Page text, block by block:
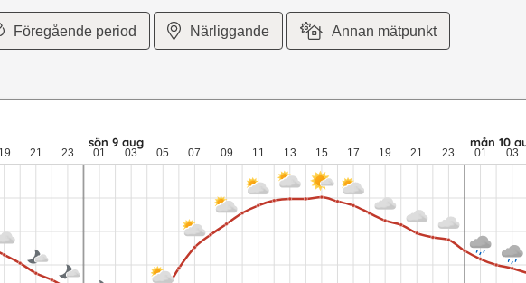
Föregående period Närliggande Annan mätpunkt
upp till 4,4 meter per sekund vind. sön 9 aug: 24,1 till 10,4 grader: ingen
sön 9 aug mån 10
19 21 23 01 03 05 07 09 11 13 15 17 19 21 23 01 03